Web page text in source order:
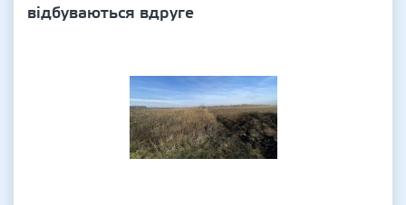
відбуваються вдруге